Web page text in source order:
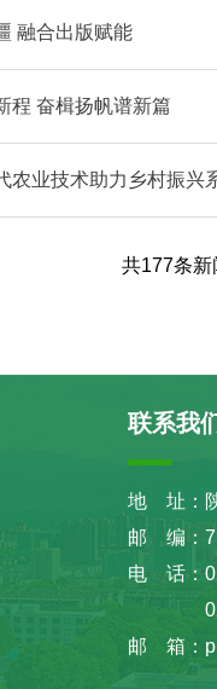
融合出版赋能
程 奋楫扬帆谱新篇
农业技术助力乡村振兴
共177条新
联系我
地 址：
邮 编：
电 话：
029-
邮 箱：